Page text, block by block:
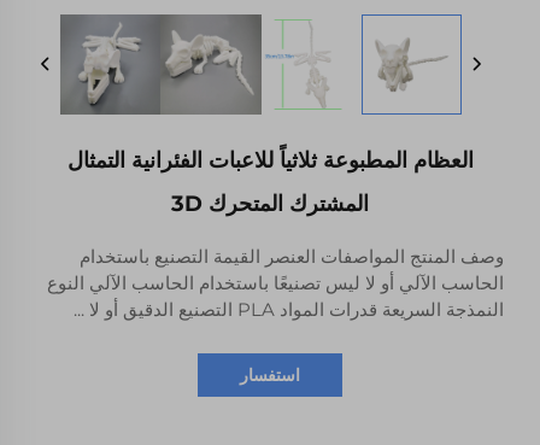
العظام المطبوعة ثلاثياً للاعبات الفئرانية التمثال
المشترك المتحرك 3D
وصف المنتج المواصفات العنصر القيمة التصنيع باستخدام
الحاسب الآلي أو لا ليس تصنيعًا باستخدام الحاسب الآلي النوع
النمذجة السريعة قدرات المواد PLA التصنيع الدقيق أو لا ...
استفسار